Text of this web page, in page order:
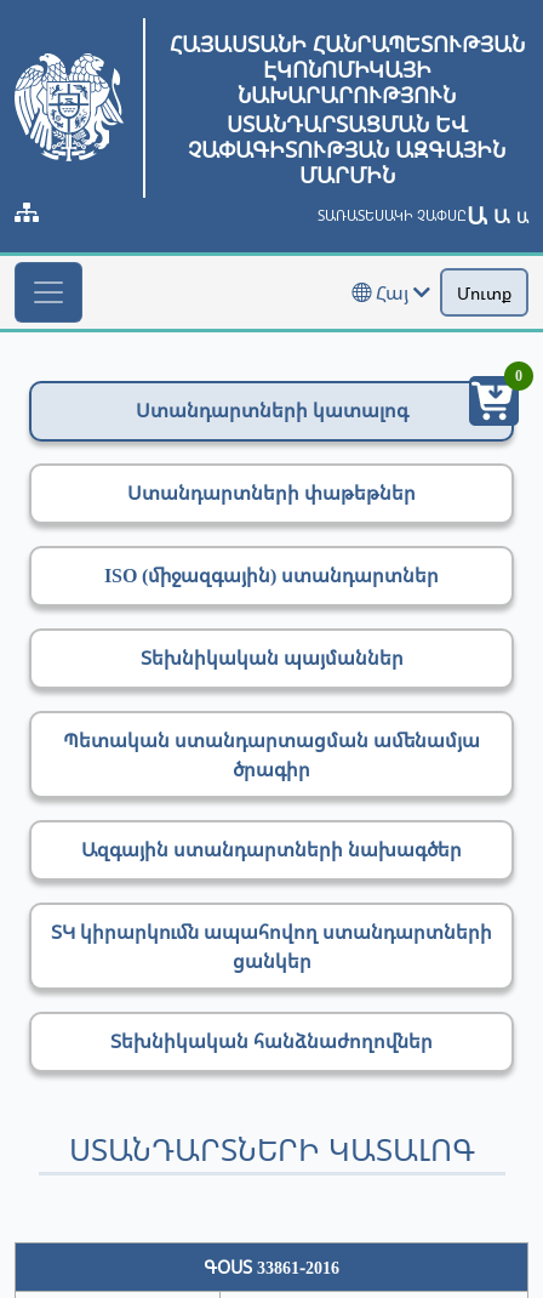
ՀԱՅԱՍՏԱՆԻ ՀԱՆՐԱՊԵՏՈՒԹՅԱՆ
ԷԿՈՆՈՄԻԿԱՅԻ
ՆԱԽԱՐԱՐՈՒԹՅՈՒՆ
ՍՏԱՆԴԱՐՏԱՑՄԱՆ ԵՎ
ՉԱՓԱԳԻՏՈՒԹՅԱՆ ԱԶԳԱՅԻՆ
ՄԱՐՄԻՆ
ՏԱՌԱՏԵՍԱԿԻ ՉԱՓՍԸԱ Ա Ա
Հայ Մուտք
Ստանդարտների կատալոգ
Ստանդարտների փաթեթներ
ISO (միջազգային) ստանդարտներ
Տեխնիկական պայմաններ
Պետական ստանդարտացման ամենամյա
ծրագիր
Ազգային ստանդարտների նախագծեր
ՏԿ կիրարկումն ապահովող ստանդարտների
ցանկեր
Տեխնիկական հանձնաժողովներ
ՍՏԱՆԴԱՐՏՆԵՐԻ ԿԱՏԱԼՈԳ
ԳՕՍՏ 33861-2016
0